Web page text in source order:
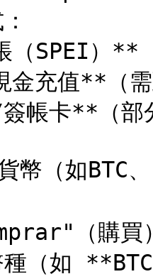
（如BTC
（購買
（如